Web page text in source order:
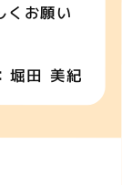
くお願い
堀田 美紀